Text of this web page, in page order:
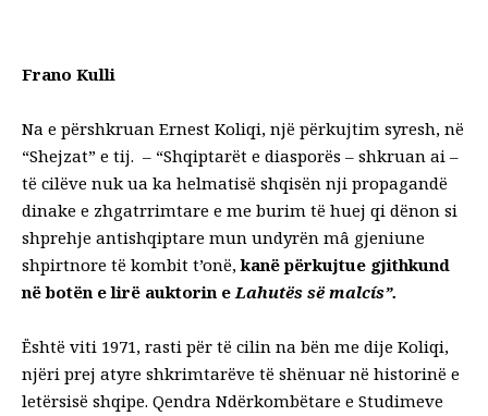
Frano Kulli
Na e përshkruan Ernest Koliqi, një përkujtim syresh, në
“Shejzat” e tij. – “Shqiptarët e diasporës – shkruan ai –
të cilëve nuk ua ka helmatisë shqisën nji propagandë
dinake e zhgatrrimtare e me burim të huej qi dënon si
shprehje antishqiptare mun undyrën mâ gjeniune
shpirtnore të kombit t’onë,kanë përkujtue gjithkund
në botën e lirë auktorin eLahutës së malcís”.
Është viti 1971, rasti për të cilin na bën me dije Koliqi,
njëri prej atyre shkrimtarëve të shënuar në historinë e
letërsisë shqipe. Qendra Ndërkombëtare e Studimeve